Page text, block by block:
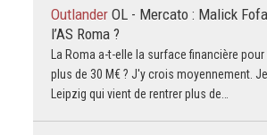
Outlander OL - Mercato : Malick
l’AS Roma ?
La Roma a-t-elle la surface financière
plus de 30 M€ ? J'y crois moyennement.
Leipzig qui vient de rentrer plus de…